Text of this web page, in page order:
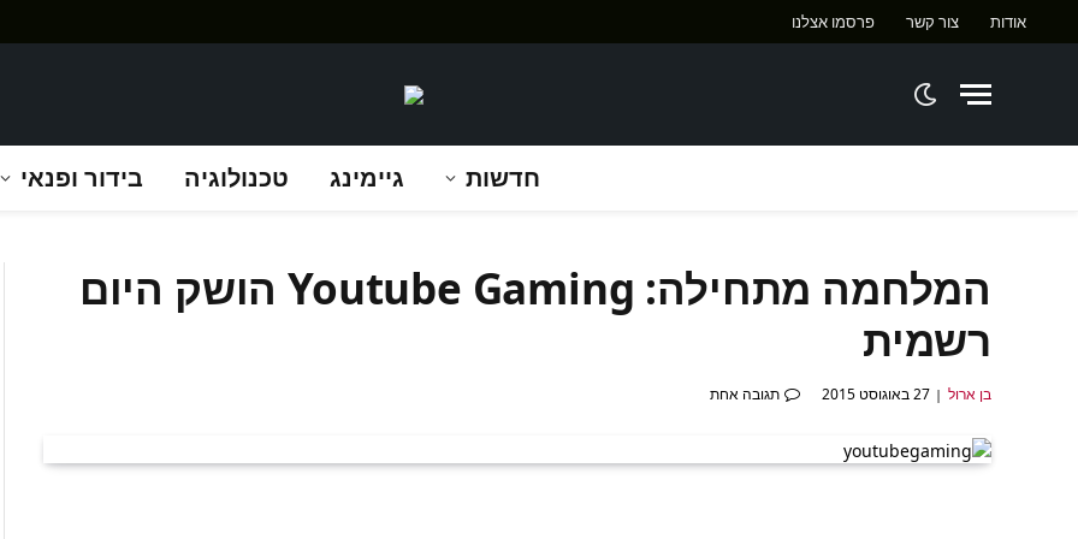
אודות צור קשר פרסמו אצלנו
חדשות גיימינג טכנולוגיה בידור ופנאי
המלחמה מתחילה: Youtube Gaming הושק היום
רשמית
בן ארול 27 באוגוסט 2015 תגובה אחת